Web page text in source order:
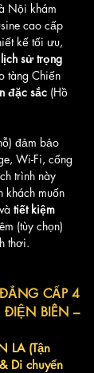
Nội khám
cao cấp
kế tối ưu,
sử trọng
tàng Chiến
đặc sắc (Hồ
đảm bảo
Wi-Fi, cổng
trình này
khách muốn
tiết kiệm
(tùy chọn)
thơi.
CẤP 4
BIÊN –
LA (Tận
Di chuyển